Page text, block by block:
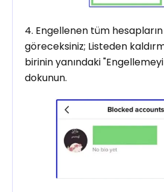
4. Engellenen tüm
göreceksiniz; Listeden
birinin yanındaki
dokunun.